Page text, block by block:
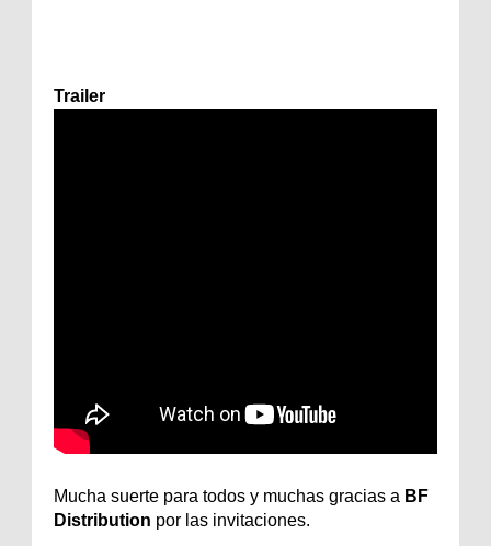
Trailer
Mucha suerte para todos y muchas gracias a BF
Distribution por las invitaciones.